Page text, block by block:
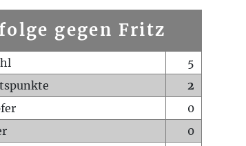
gegen Fritz
5
2
0
0